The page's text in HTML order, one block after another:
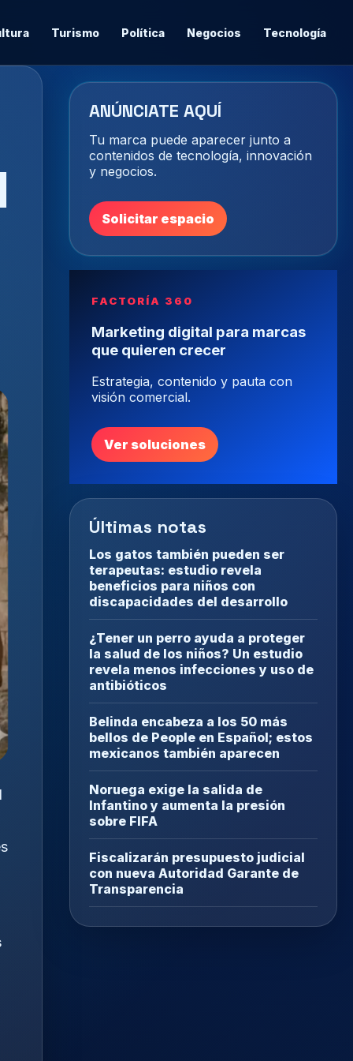
Turismo Política Negocios Tecnología
ANÚNCIATE AQUÍ
Tu marca puede aparecer junto a
contenidos de tecnología, innovación
y negocios.
Solicitar espacio
FACTORÍA 360
Marketing digital para marcas
que quieren crecer
Estrategia, contenido y pauta con
visión comercial.
Ver soluciones
Últimas notas
Los gatos también pueden ser
terapeutas: estudio revela
beneficios para niños con
discapacidades del desarrollo
¿Tener un perro ayuda a proteger
la salud de los niños? Un estudio
revela menos infecciones y uso de
antibióticos
Belinda encabeza a los 50 más
bellos de People en Español; estos
mexicanos también aparecen
Noruega exige la salida de
Infantino y aumenta la presión
sobre FIFA
Fiscalizarán presupuesto judicial
con nueva Autoridad Garante de
Transparencia